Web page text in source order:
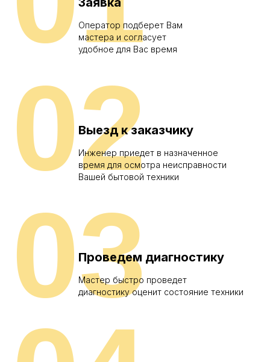
Оператор подберет Вам
мастера и согласует
удобное для Вас время
Выезд к заказчику
Инженер приедет в назначенное
время для осмотра неисправности
Вашей бытовой техники
02
Проведем диагностику
Мастер быстро проведет
диагностику оценит состояние техники
03